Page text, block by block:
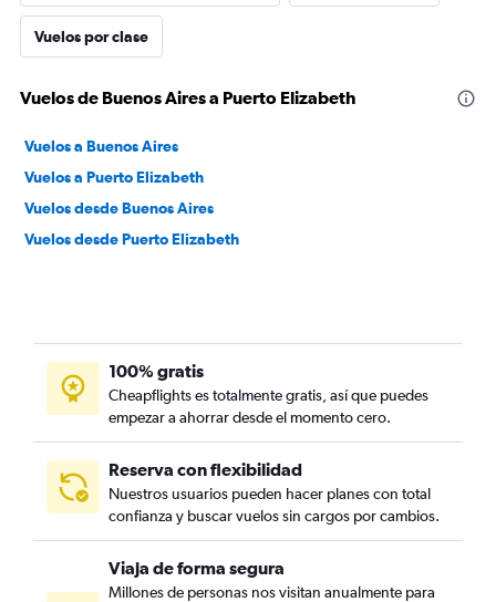
Vuelos por clase
Vuelos de Buenos Aires a Puerto Elizabeth
Vuelos a Buenos Aires
Vuelos a Puerto Elizabeth
Vuelos desde Buenos Aires
Vuelos desde Puerto Elizabeth
100% gratis
Cheapflights es totalmente gratis, así que puedes
empezar a ahorrar desde el momento cero.
Reserva con flexibilidad
Nuestros usuarios pueden hacer planes con total
confianza y buscar vuelos sin cargos por cambios.
Viaja de forma segura
Millones de personas nos visitan anualmente para